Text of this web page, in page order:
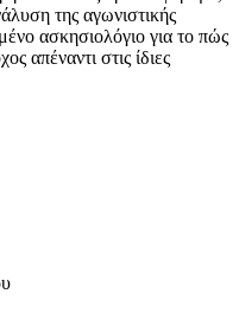
της αγωνιστικής
ασκησιολόγιο για το πώς
απέναντι στις ίδιες